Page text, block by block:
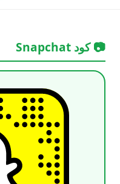
📷 كود Snapchat